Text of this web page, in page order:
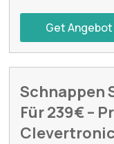
Get Angebot
Schnappen
Für 239€ –